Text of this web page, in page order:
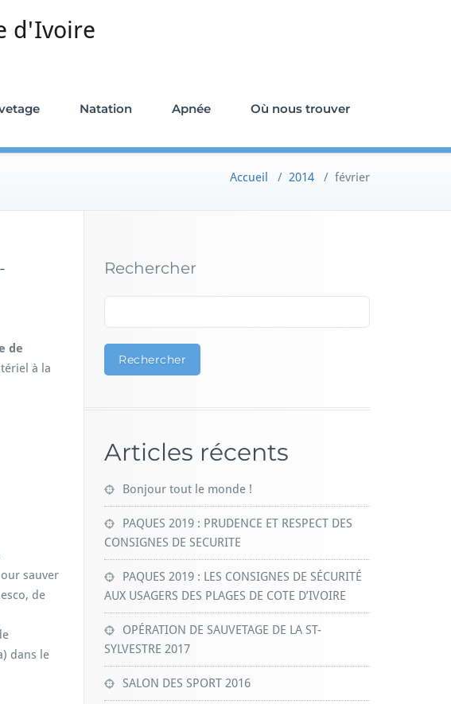
d'Ivoire
Natation Apnée Où nous trouver
Accueil / 2014 / février
de
à la
sauver
de
dans le
Rechercher
Rechercher
Articles récents
Bonjour tout le monde !
PAQUES 2019 : PRUDENCE ET RESPECT DES
CONSIGNES DE SECURITE
PAQUES 2019 : LES CONSIGNES DE SÉCURITÉ
AUX USAGERS DES PLAGES DE COTE D’IVOIRE
OPÉRATION DE SAUVETAGE DE LA ST-
SYLVESTRE 2017
SALON DES SPORT 2016